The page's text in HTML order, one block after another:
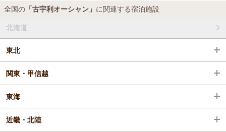
北部観光で外せないのが《古宇利島》です！！
全国の 「古宇利オーシャン」 に関連する宿泊施設
北海道
東北
関東・甲信越
東海
近畿・北陸